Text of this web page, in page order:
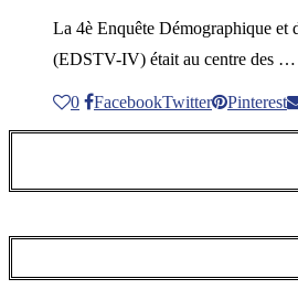
La 4è Enquête Démographique et
(EDSTV-IV) était au centre des …
0 FacebookTwitter Pinterest